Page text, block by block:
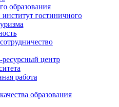
образования
гостиничного
центр
работа
образования